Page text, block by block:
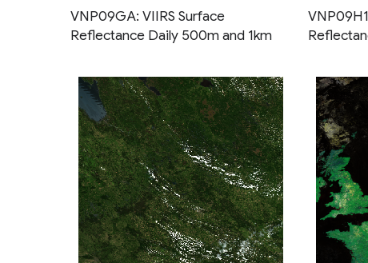
VNP09GA: VIIRS Surface
Reflectance Daily 500m and 1km